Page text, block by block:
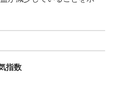
指数